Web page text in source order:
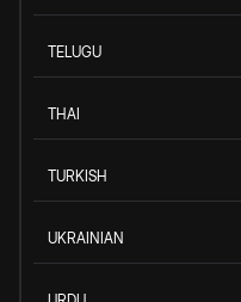
TELUGU
THAI
TURKISH
UKRAINIAN